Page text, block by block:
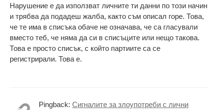
Нарушение е да използват личните ти данни по този начин
и трябва да подадеш жалба, както съм описал горе. Това,
че те има в списъка обаче не означава, че са гласували
вместо теб, че няма да си в списъците или нещо такова.
Това е просто списък, с който партиите са се
регистрирали. Това е.
Pingback: Сигналите за злоупотреби с лични